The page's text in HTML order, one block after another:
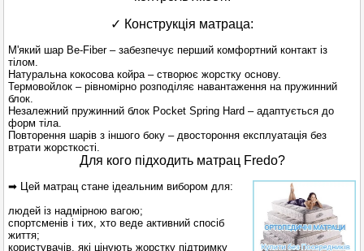
✓ Конструкція матраца:
М'який шар Be-Fiber – забезпечує перший комфортний контакт із
тілом.
Натуральна кокосова койра – створює жорстку основу.
Термовойлок – рівномірно розподіляє навантаження на пружинний
блок.
Незалежний пружинний блок Pocket Spring Hard – адаптується до
форм тіла.
Повторення шарів з іншого боку – двостороння експлуатація без
втрати жорсткості.
Для кого підходить матрац Fredo?
➡ Цей матрац стане ідеальним вибором для:
людей із надмірною вагою;
спортсменів і тих, хто веде активний спосіб
життя;
користувачів, які цінують жорстку підтримку